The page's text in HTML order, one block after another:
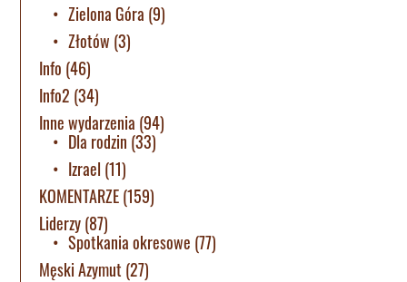
Zielona Góra (9)
Złotów (3)
Info (46)
Info2 (34)
Inne wydarzenia (94)
Dla rodzin (33)
Izrael (11)
KOMENTARZE(159)
Liderzy(87)
Spotkania okresowe (77)
Męski Azymut (27)